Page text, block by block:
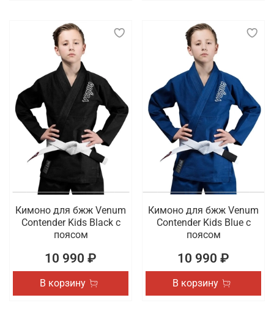
Кимоно для бжж Venum
Contender Kids Black с
поясом
10 990 ₽
В корзину
Кимоно для бжж Venum
Contender Kids Blue с
поясом
10 990 ₽
В корзину